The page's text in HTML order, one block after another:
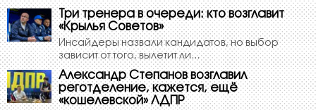
Три тренера в очереди: кто возглавит
«Крылья Советов»
Инсайдеры назвали кандидатов, но выбор
зависит от того, вылетит ли...
Александр Степанов возглавил
реготделение, кажется, ещё
«кошелевской» ЛДПР